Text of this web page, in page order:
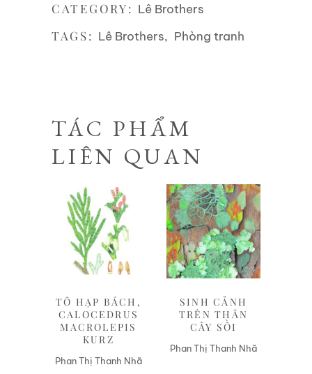
CATEGORY: Lê Brothers
TAGS: Lê Brothers, Phòng tranh
TÁC PHẨM
LIÊN QUAN
Liên hệ
TÔ HẠP BÁCH,
CALOCEDRUS
MACROLEPIS
KURZ
Phan Thị Thanh Nhã
Liên hệ
SINH CẢNH
TRÊN THÂN
CÂY SỒI
Phan Thị Thanh Nhã